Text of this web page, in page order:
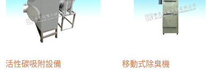
活性碳吸附設備 移動式除臭機